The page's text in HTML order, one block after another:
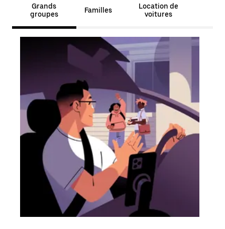
Grands
groupes
Familles
Location de
voitures